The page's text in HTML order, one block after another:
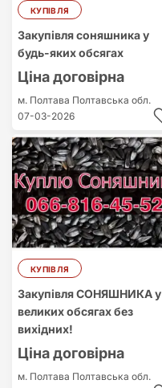
КУПІВЛЯ
Закупівля соняшника у
будь-яких обсягах
Ціна договірна
м. Полтава Полтавська обл.
07-03-2026
КУПІВЛЯ
Закупівля СОНЯШНИКА у
великих обсягах без
вихідних!
Ціна договірна
м. Полтава Полтавська обл.